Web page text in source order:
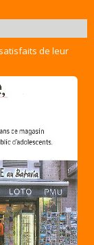
de leur